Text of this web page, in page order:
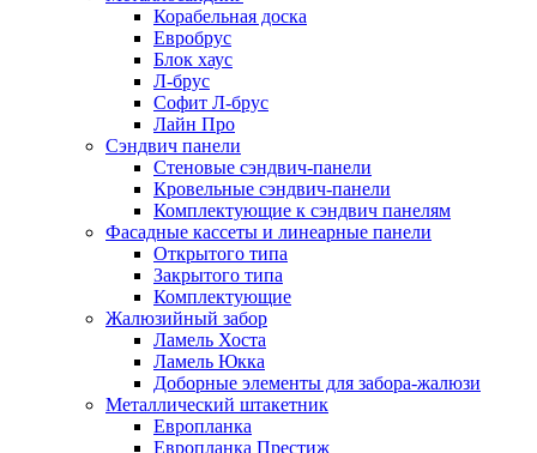
Корабельная доска
Евробрус
Блок хаус
Л-брус
Софит Л-брус
Лайн Про
Сэндвич панели
Стеновые сэндвич-панели
Кровельные сэндвич-панели
Комплектующие к сэндвич панелям
Фасадные кассеты и линеарные панели
Открытого типа
Закрытого типа
Комплектующие
Жалюзийный забор
Ламель Хоста
Ламель Юкка
Доборные элементы для забора-жалюзи
Металлический штакетник
Европланка
Европланка Престиж